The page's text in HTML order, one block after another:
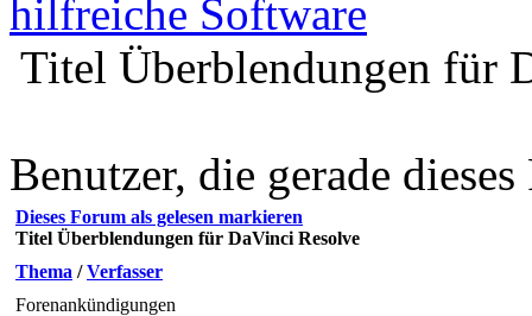
hilfreiche Software
Titel Überblendungen für
Benutzer, die gerade
Dieses Forum als gelesen markieren
Titel Überblendungen für DaVinci Resolve
Thema /Verfasser
Forenankündigungen